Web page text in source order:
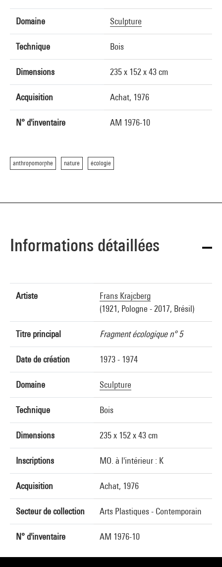
Domaine Sculpture
Technique Bois
Dimensions 235 x 152 x 43 cm
Acquisition Achat, 1976
N° d'inventaire AM 1976-10
anthropomorphe nature écologie
Informations détaillées
Artiste
Frans Krajcberg
(1921, Pologne - 2017, Brésil)
Titre principal Fragment écologique n° 5
Date de création 1973 - 1974
Domaine Sculpture
Technique Bois
Dimensions 235 x 152 x 43 cm
Inscriptions MO. à l'intérieur : K
Acquisition Achat, 1976
Secteur de collection Arts Plastiques - Contemporain
N° d'inventaire AM 1976-10